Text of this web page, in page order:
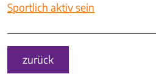
Sportlich aktiv sein
zurück